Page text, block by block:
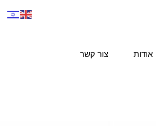
אודות צור קשר